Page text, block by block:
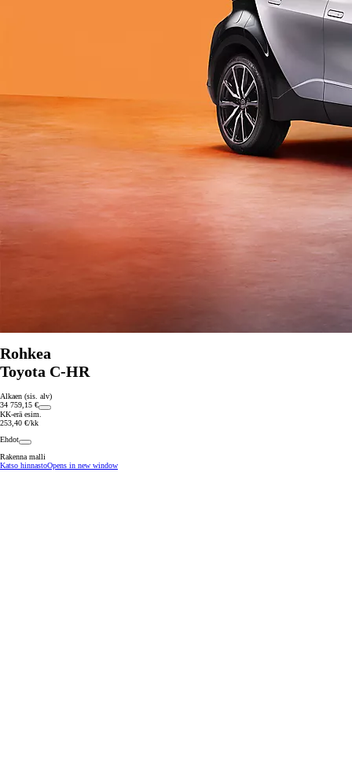
Rohkea
Toyota C-HR
Alkaen (sis. alv)
34 759,15 €
KK-erä esim.
253,40 €/kk
Ehdot
Rakenna malli
Katso hinnastoOpens in new window